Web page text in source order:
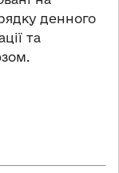
денного
та